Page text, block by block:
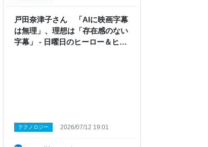
戸田奈津子さん 「AIに映画字幕
は無理」、理想は「存在感のない
字幕」 - 日曜日のヒーロー＆ヒロ
テクノロジー 2026/07/12 19:01